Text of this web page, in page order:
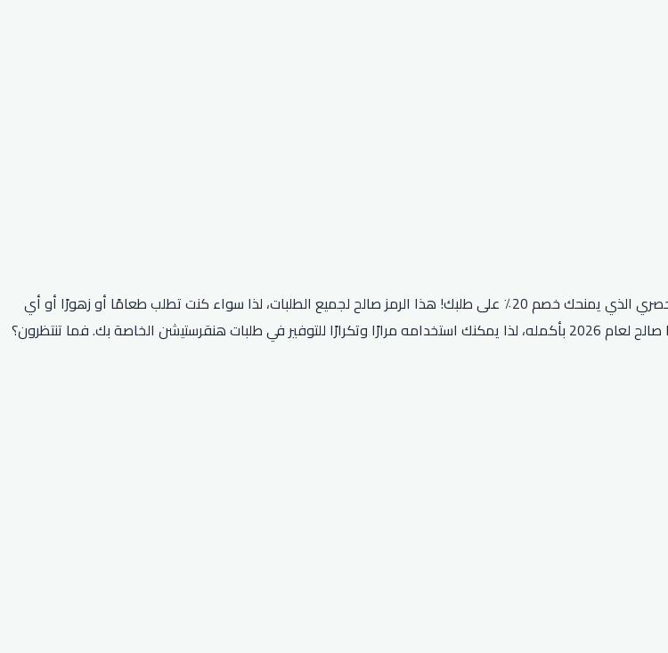
هل تبحث عن رمز خصم Hungerstation يعمل على جميع الطلبات؟ لا تنظر إلى أبعد من رمزنا الحصري الذي يمنحك خصم 20٪ على طلبك! هذا الرمز صالح لجميع الطلبات، لذا سواء كنت تطلب طعامًا أو زهورًا أو أي
شيء آخر من هنقرستيشن، فستتمكن من توفير الكثير. بالإضافة إلى ذلك، فإن الكود الخاص بنا صالح لعام 2026 بأكمله، لذا يمكنك استخدامه مرارًا وتكرارًا للتوفير في طلبات هنقرستيشن الخاصة بك. فما تنتظرون؟